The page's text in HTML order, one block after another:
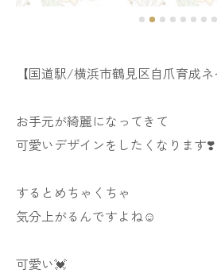
【国道駅/横浜市鶴見区自爪育成ネ
お手元が綺麗になってきて
可愛いデザインをしたくなります❣️
するとめちゃくちゃ
気分上がるんですよね☺️
可愛い💓